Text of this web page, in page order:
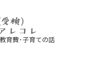
育費･子育ての話